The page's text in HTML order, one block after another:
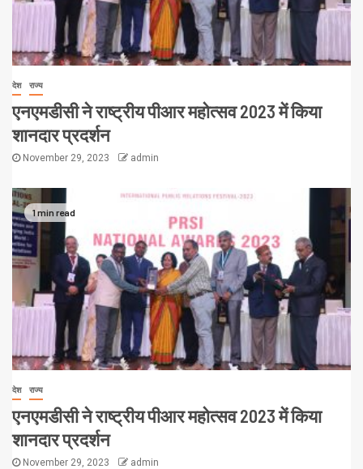
देश राज्य
एनएमडीसी ने राष्ट्रीय पीआर महोत्सव 2023 में किया
शानदार प्रदर्शन
November 29, 2023 admin
1 min read
देश राज्य
एनएमडीसी ने राष्ट्रीय पीआर महोत्सव 2023 में किया
शानदार प्रदर्शन
November 29, 2023 admin